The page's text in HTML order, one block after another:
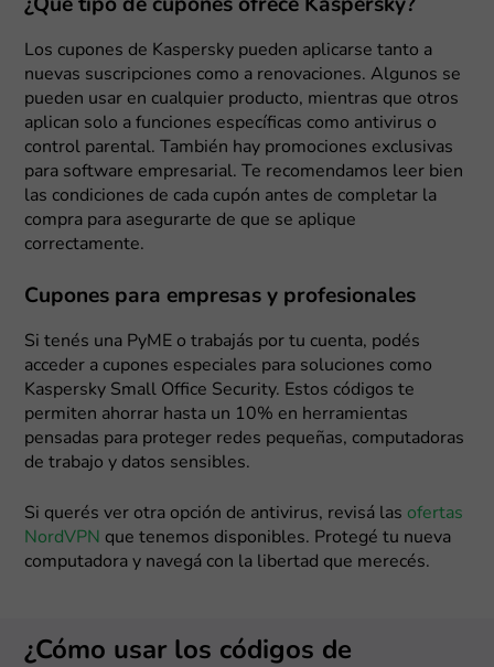
¿Qué tipo de cupones ofrece Kaspersky?
Los cupones de Kaspersky pueden aplicarse tanto a
nuevas suscripciones como a renovaciones. Algunos se
pueden usar en cualquier producto, mientras que otros
aplican solo a funciones específicas como antivirus o
control parental. También hay promociones exclusivas
para software empresarial. Te recomendamos leer bien
las condiciones de cada cupón antes de completar la
compra para asegurarte de que se aplique
correctamente.
Cupones para empresas y profesionales
Si tenés una PyME o trabajás por tu cuenta, podés
acceder a cupones especiales para soluciones como
Kaspersky Small Office Security. Estos códigos te
permiten ahorrar hasta un 10% en herramientas
pensadas para proteger redes pequeñas, computadoras
de trabajo y datos sensibles.
Si querés ver otra opción de antivirus, revisá las ofertas
NordVPN que tenemos disponibles. Protegé tu nueva
computadora y navegá con la libertad que merecés.
¿Cómo usar los códigos de